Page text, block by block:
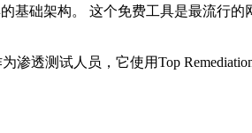
础架构。 这个免费工具是最流行的
透测试人员，它使用Top